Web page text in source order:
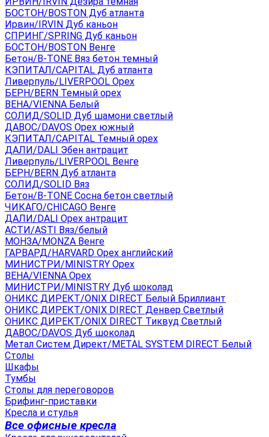
БОСТОН/BOSTON Дуб атланта
Ирвин/IRVIN Дуб каньон
СПРИНГ/SPRING Дуб каньон
БОСТОН/BOSTON Венге
Бетон/B-TONE Вяз бетон темный
КЭПИТАЛ/CAPITAL Дуб атланта
Ливерпуль/LIVERPOOL Орех
БЕРН/BERN Темный орех
ВЕНА/VIENNA Белый
СОЛИД/SOLID Дуб шамони светлый
ДАВОС/DAVOS Орех южный
КЭПИТАЛ/CAPITAL Темный орех
ДАЛИ/DALI Эбен антрацит
Ливерпуль/LIVERPOOL Венге
БЕРН/BERN Дуб атланта
СОЛИД/SOLID Вяз
Бетон/B-TONE Сосна бетон светлый
ЧИКАГО/CHICAGO Венге
ДАЛИ/DALI Орех антрацит
АСТИ/ASTI Вяз/белый
МОНЗА/MONZA Венге
ГАРВАРД/HARVARD Орех английский
МИНИСТРИ/MINISTRY Орех
ВЕНА/VIENNA Орех
МИНИСТРИ/MINISTRY Дуб шоколад
ОНИКС ДИРЕКТ/ONIX DIRECT Белый Бриллиант
ОНИКС ДИРЕКТ/ONIX DIRECT Денвер Светлый
ОНИКС ДИРЕКТ/ONIX DIRECT Тиквуд Светлый
ДАВОС/DAVOS Дуб шоколад
Метал Систем Директ/METAL SYSTEM DIRECT Белый
Столы
Шкафы
Тумбы
Столы для переговоров
Брифинг-приставки
Кресла и стулья
Все офисные кресла